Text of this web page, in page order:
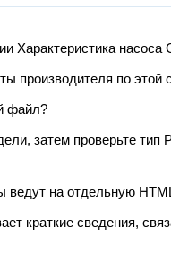
Характеристика насоса
производителя по этой
файл?
затем проверьте
ведут на отдельную
краткие сведения,